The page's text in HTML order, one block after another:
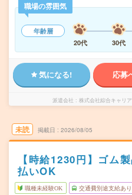
職場の雰囲気
年齢層
20代
30代
気になる! 応募
派遣会社 株式会社綜合キャリ
未読 掲載日 2026/08/05
【時給1230円】ゴム
払いOK
職種未経験OK 交通費別途支給あり